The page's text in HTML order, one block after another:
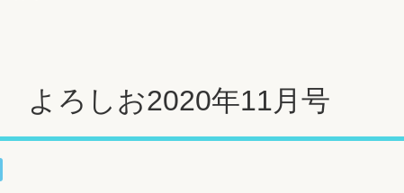
よろしお2020年11月号